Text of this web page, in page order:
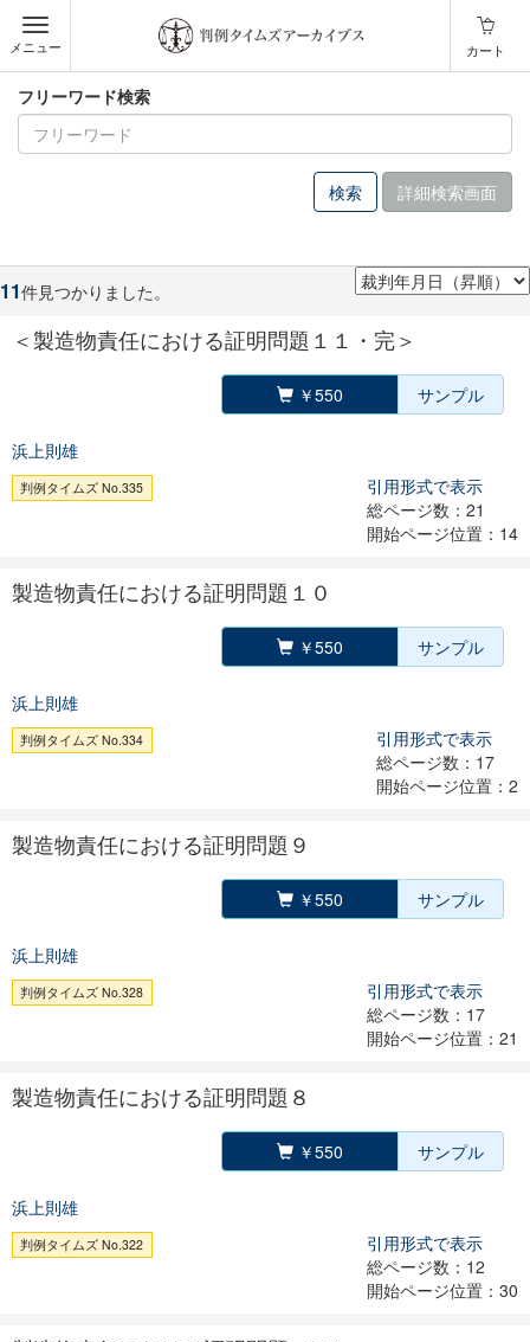
メニュー カート
フリーワード検索
詳細検索画面
11件見つかりました。
＜製造物責任における証明問題１１・完＞
￥550 サンプル
浜上則雄
判例タイムズ No.335
引用形式で表示
総ページ数：21
開始ページ位置：14
製造物責任における証明問題１０
￥550 サンプル
浜上則雄
判例タイムズ No.334
引用形式で表示
総ページ数：17
開始ページ位置：2
製造物責任における証明問題９
￥550 サンプル
浜上則雄
判例タイムズ No.328
引用形式で表示
総ページ数：17
開始ページ位置：21
製造物責任における証明問題８
￥550 サンプル
浜上則雄
判例タイムズ No.322
引用形式で表示
総ページ数：12
開始ページ位置：30